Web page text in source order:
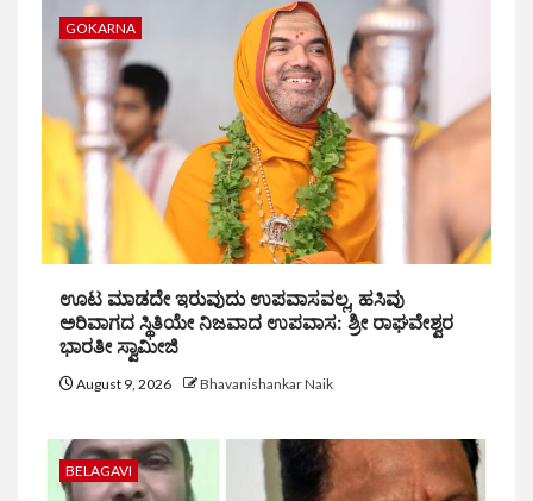
GOKARNA
ಊಟ ಮಾಡದೇ ಇರುವುದು ಉಪವಾಸವಲ್ಲ, ಹಸಿವು
ಅರಿವಾಗದ ಸ್ಥಿತಿಯೇ ನಿಜವಾದ ಉಪವಾಸ: ಶ್ರೀ ರಾಘವೇಶ್ವರ
ಭಾರತೀ ಸ್ವಾಮೀಜಿ
August 9, 2026 Bhavanishankar Naik
BELAGAVI